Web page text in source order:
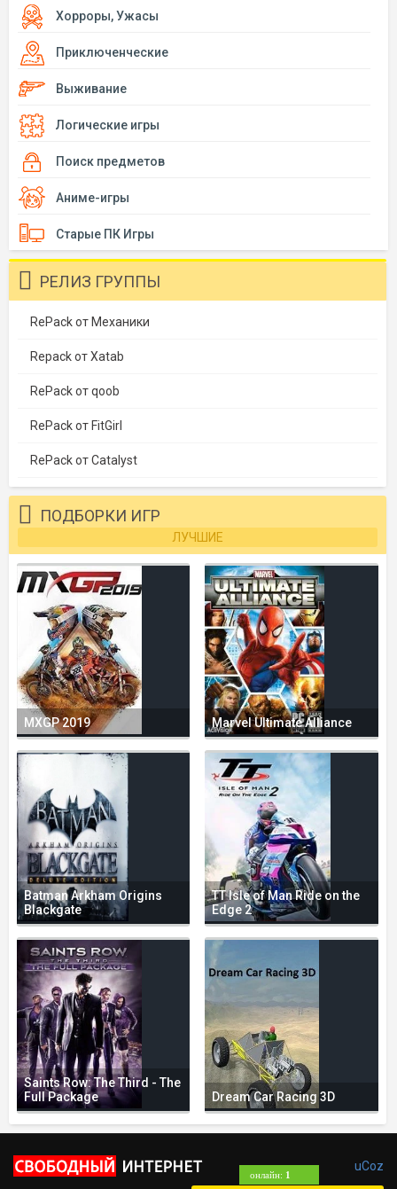
Хорроры, Ужасы
Приключенческие
Выживание
Логические игры
Поиск предметов
Аниме-игры
Старые ПК Игры
РЕЛИЗ ГРУППЫ
RePack от Механики
Repack от Xatab
RePack от qoob
RePack от FitGirl
RePack от Catalyst
ПОДБОРКИ ИГР
ЛУЧШИЕ
MXGP 2019 Marvel Ultimate Alliance
Batman Arkham Origins
Blackgate
TT Isle of Man Ride on the
Edge 2
Saints Row: The Third - The
Full Package
Dream Car Racing 3D
онлайн: 1
uCoz